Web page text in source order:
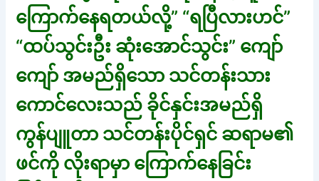
ကြောက်နေရတယ်လို့” “ရပြီလားဟင်”
“ထပ်သွင်းဦး ဆုံးအောင်သွင်း” ကျော်
ကျော် အမည်ရှိသော သင်တန်းသား
ကောင်လေးသည် ခိုင်နှင်းအမည်ရှိ
ကွန်ပျူတာ သင်တန်းပိုင်ရှင် ဆရာမ၏
ဖင်ကို လိုးရာမှာ ကြောက်နေခြင်း